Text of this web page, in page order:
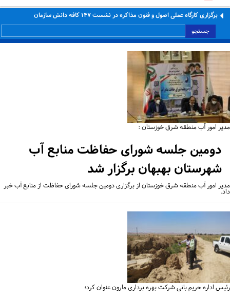
برگزاری کارگاه عملی اصول و فنون مذاکره در نشست ۱۴۷ کافه دانش سازمان
جستجو
امور آب منطقه شرق خوزستان :
دومین جلسه شورای حفاظت منابع آب
شهرستان بهبهان برگزار شد
امور آب منطقه شرق خوزستان از برگزاری دومین جلسه شورای حفاظت از منابع آب خبر
اداره حریم بانی شرکت بهره برداری مارون عنوان کرد؛